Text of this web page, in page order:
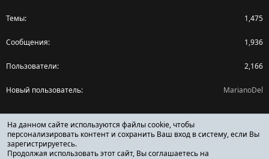
Темы 1,475
Сообщения 1,936
Пользователи 2,166
Новый пользователь MarianoDel
Поделиться страницей
Facebook
X (Twitter)
Reddit
На данном сайте используются файлы cookie, чтобы
персонализировать контент и сохранить Ваш вход в систему, если Вы
зарегистрируетесь.
Продолжая использовать этот сайт, Вы соглашаетесь на